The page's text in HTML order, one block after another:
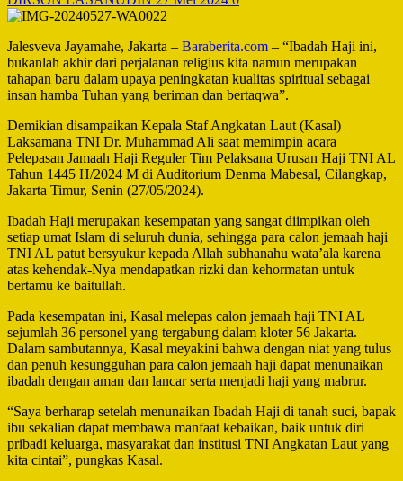
Jalesveva Jayamahe, Jakarta – Baraberita.com – “Ibadah Haji ini,
bukanlah akhir dari perjalanan religius kita namun merupakan
tahapan baru dalam upaya peningkatan kualitas spiritual sebagai
insan hamba Tuhan yang beriman dan bertaqwa”.
Demikian disampaikan Kepala Staf Angkatan Laut (Kasal)
Laksamana TNI Dr. Muhammad Ali saat memimpin acara
Pelepasan Jamaah Haji Reguler Tim Pelaksana Urusan Haji TNI AL
Tahun 1445 H/2024 M di Auditorium Denma Mabesal, Cilangkap,
Jakarta Timur, Senin (27/05/2024).
Ibadah Haji merupakan kesempatan yang sangat diimpikan oleh
setiap umat Islam di seluruh dunia, sehingga para calon jemaah haji
TNI AL patut bersyukur kepada Allah subhanahu wata’ala karena
atas kehendak-Nya mendapatkan rizki dan kehormatan untuk
bertamu ke baitullah.
Pada kesempatan ini, Kasal melepas calon jemaah haji TNI AL
sejumlah 36 personel yang tergabung dalam kloter 56 Jakarta.
Dalam sambutannya, Kasal meyakini bahwa dengan niat yang tulus
dan penuh kesungguhan para calon jemaah haji dapat menunaikan
ibadah dengan aman dan lancar serta menjadi haji yang mabrur.
“Saya berharap setelah menunaikan Ibadah Haji di tanah suci, bapak
ibu sekalian dapat membawa manfaat kebaikan, baik untuk diri
pribadi keluarga, masyarakat dan institusi TNI Angkatan Laut yang
kita cintai”, pungkas Kasal.